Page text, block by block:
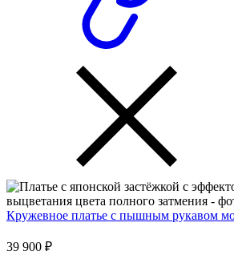
Кружевное платье с пышным рукавом
39 900 ₽